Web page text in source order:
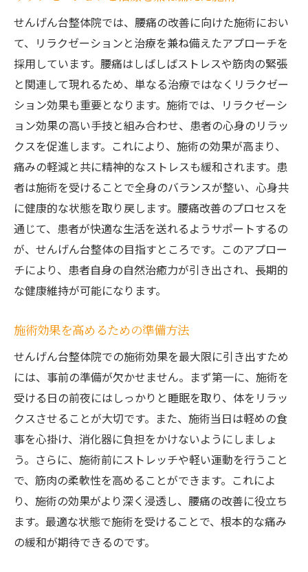
せんげん台整体院では、腰痛の改善に向けた施術におい
て、リラクゼーションと治療を兼ね備えたアプローチを
採用しています。腰痛はしばしばストレスや筋肉の緊張
と関連して現れるため、単なる治療ではなくリラクゼー
ション効果も重要となります。施術では、リラクゼーシ
ョン効果の高い手技と組み合わせ、患者の心身のリラッ
クスを促進します。これにより、施術の効果が高まり、
痛みの軽減と共に精神的なストレスも緩和されます。患
者は施術を受けることで全身のバランスが整い、心身共
に健康的な状態を取り戻します。腰痛改善のプロセスを
通じて、患者が快適な生活を送れるようサポートするの
が、せんげん台整体の目指すところです。このアプロー
チにより、患者自身の自然治癒力が引き出され、長期的
な健康維持が可能になります。
施術効果を高めるための準備方法
せんげん台整体院での施術効果を最大限に引き出すため
には、事前の準備が欠かせません。まず第一に、施術を
受ける日の前夜にはしっかりと睡眠を取り、体をリラッ
クスさせることが大切です。また、施術当日は軽めの食
事を心掛け、消化器に負担をかけないようにしましょ
う。さらに、施術前にストレッチや軽い運動を行うこと
で、筋肉の柔軟性を高めることができます。これによ
り、施術の効果がより深く浸透し、腰痛の改善に役立ち
ます。最適な状態で施術を受けることで、根本的な痛み
の緩和が期待できるのです。